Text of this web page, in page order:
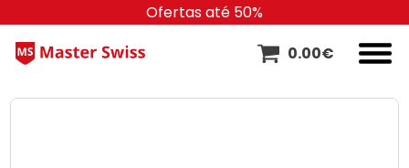
Ofertas até 50%
0.00€